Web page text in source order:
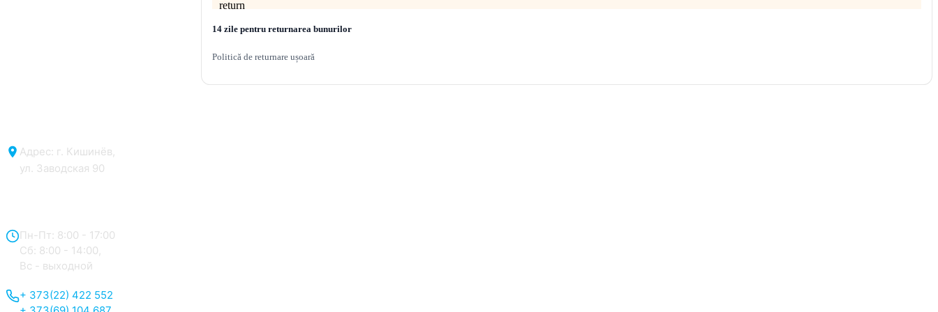
14 zile pentru returnarea bunurilor
Politică de returnare ușoară
Адрес: г. Кишинёв,
ул. Заводская 90
Пн-Пт: 8:00 - 17:00
Сб: 8:00 - 14:00,
Вс - выходной
+ 373(22) 422 552